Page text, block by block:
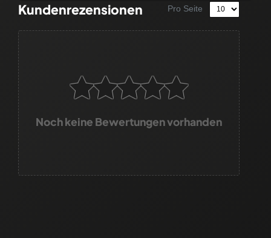
Kundenrezensionen Pro Seite
Noch keine Bewertungen vorhanden